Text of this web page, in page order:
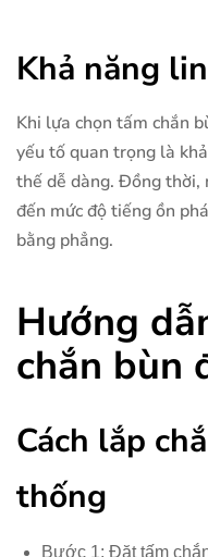
Khả năng
Khi lựa chọn tấm chắn
yếu tố quan trọng là
thế dễ dàng. Đồng thời,
đến mức độ tiếng ồn
bằng phẳng.
Hướng
chắn bùn
Cách lắp
thống
Bước 1: Đặt tấm